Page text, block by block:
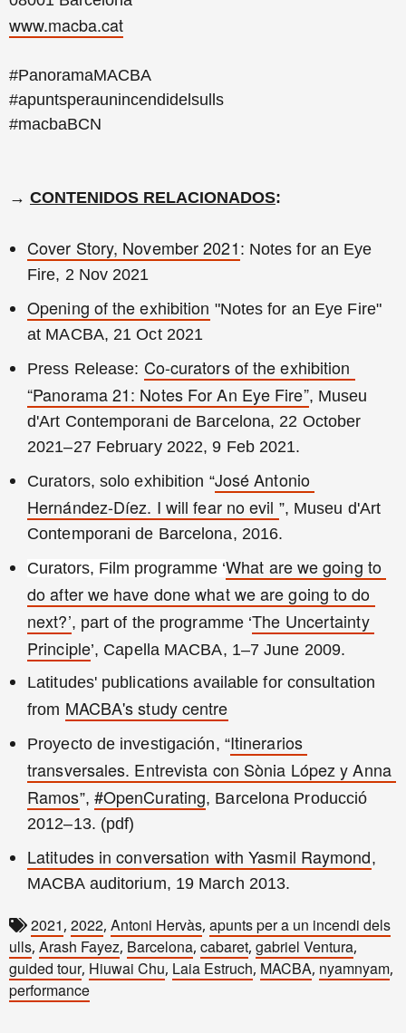
www.macba.cat
#PanoramaMACBA
#apuntsperaunincendidelsulls
#macbaBCN
→ CONTENIDOS RELACIONADOS:
Cover Story, November 2021 : Notes for an Eye
Fire, 2 Nov 2021
Opening of the exhibition "Notes for an Eye Fire"
at MACBA, 21 Oct 2021
Press Release: Co-curators of the exhibition
“Panorama 21: Notes For An Eye Fire”, Museu
d'Art Contemporani de Barcelona, 22 October
2021–27 February 2022, 9 Feb 2021.
Curators, solo exhibition “José Antonio
Hernández-Díez. I will fear no evil ”, Museu d'Art
Contemporani de Barcelona, 2016.
Curators, Film programme ‘What are we going to
do after we have done what we are going to do
next?’, part of the programme ‘The Uncertainty
Principle’, Capella MACBA, 1–7 June 2009.
Latitudes' publications available for consultation
from MACBA's study centre
Proyecto de investigación, “Itinerarios
transversales. Entrevista con Sònia López y Anna
Ramos”, #OpenCurating, Barcelona Producció
2012–13. (pdf)
Latitudes in conversation with Yasmil Raymond,
MACBA auditorium, 19 March 2013.
2021, 2022, Antoni Hervàs, apunts per a un incendi dels
ulls, Arash Fayez, Barcelona, cabaret, gabriel Ventura,
guided tour, Hiuwai Chu, Laia Estruch, MACBA, nyamnyam,
performance